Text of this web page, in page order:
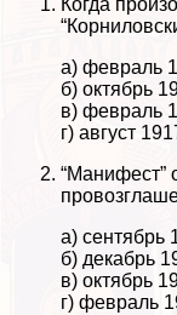
Когда
а) февраль
б) октябрь
в) февраль
г) август
“Манифест”
а) сентябрь
б) декабрь
в) октябрь
г) февраль